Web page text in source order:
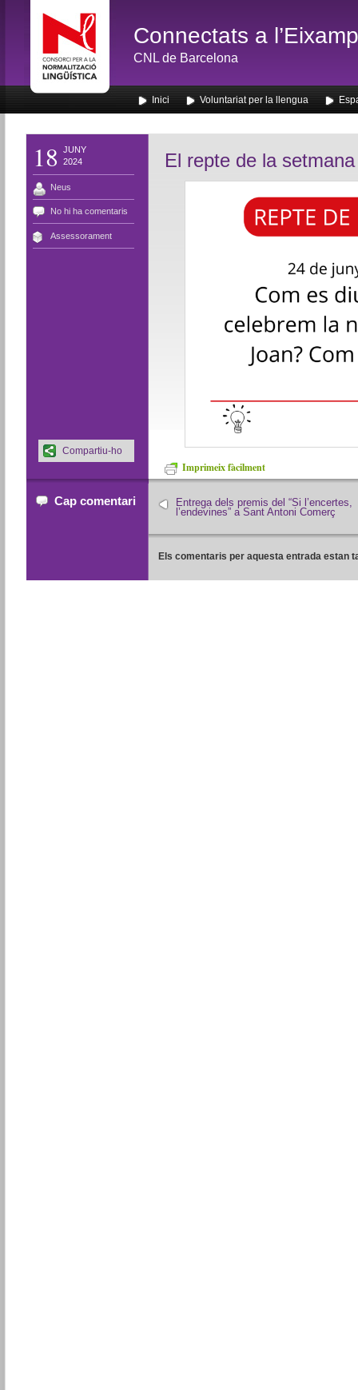
Connectats a
CNL de Barcelona
Inici Voluntariat per la llengua
18
JUNY
2024
Neus
No hi ha comentaris
Assessorament
El repte de la
Imprimeix fàcilment
Compartiu-ho
Cap comentari
Entrega dels premis del “Si l’encertes,
l’endevines” a Sant Antoni Comerç
Els comentaris per aquesta entrada estan